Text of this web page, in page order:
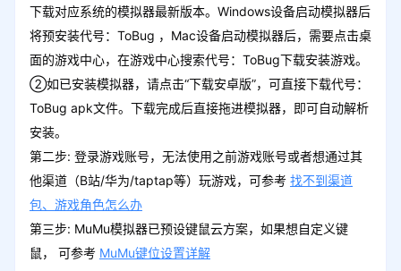
下载对应系统的模拟器最新版本。Windows设备启动模拟器后
将预安装代号：ToBug ，Mac设备启动模拟器后，需要点击桌
面的游戏中心，在游戏中心搜索代号：ToBug下载安装游戏。
②如已安装模拟器，请点击“下载安卓版”，可直接下载代号：
ToBug apk文件。下载完成后直接拖进模拟器，即可自动解析
安装。
第二步: 登录游戏账号，无法使用之前游戏账号或者想通过其
他渠道（B站/华为/taptap等）玩游戏，可参考 找不到渠道
包、游戏角色怎么办
第三步: MuMu模拟器已预设键鼠云方案，如果想自定义键
鼠， 可参考 MuMu键位设置详解